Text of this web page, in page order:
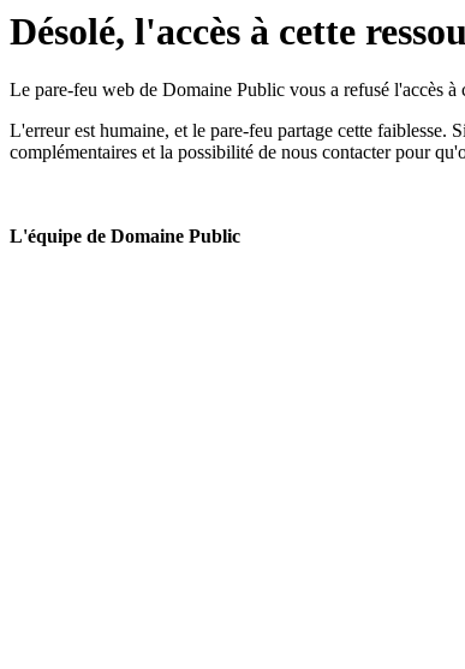
Désolé, l'accès à cette
Le pare-feu web de Domaine Public vous a refusé l'accès à
L'erreur est humaine, et le pare-feu partage cette faiblesse.
complémentaires et la possibilité de nous contacter pour
L'équipe de Domaine Public